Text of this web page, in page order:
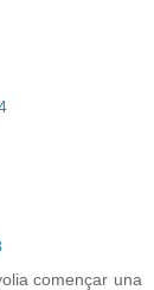
començar una